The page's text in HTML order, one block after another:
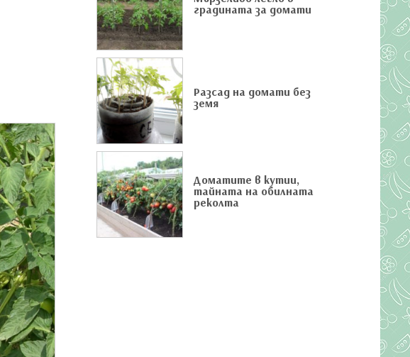
градината за домати
Разсад на домати без
земя
Доматите в кутии,
тайната на обилната
реколта